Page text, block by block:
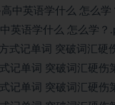
中英语学什么 怎么学
英语学什么 怎么学？
式记单词 突破词汇硬
记单词 突破词汇硬伤
记单词 突破词汇硬伤